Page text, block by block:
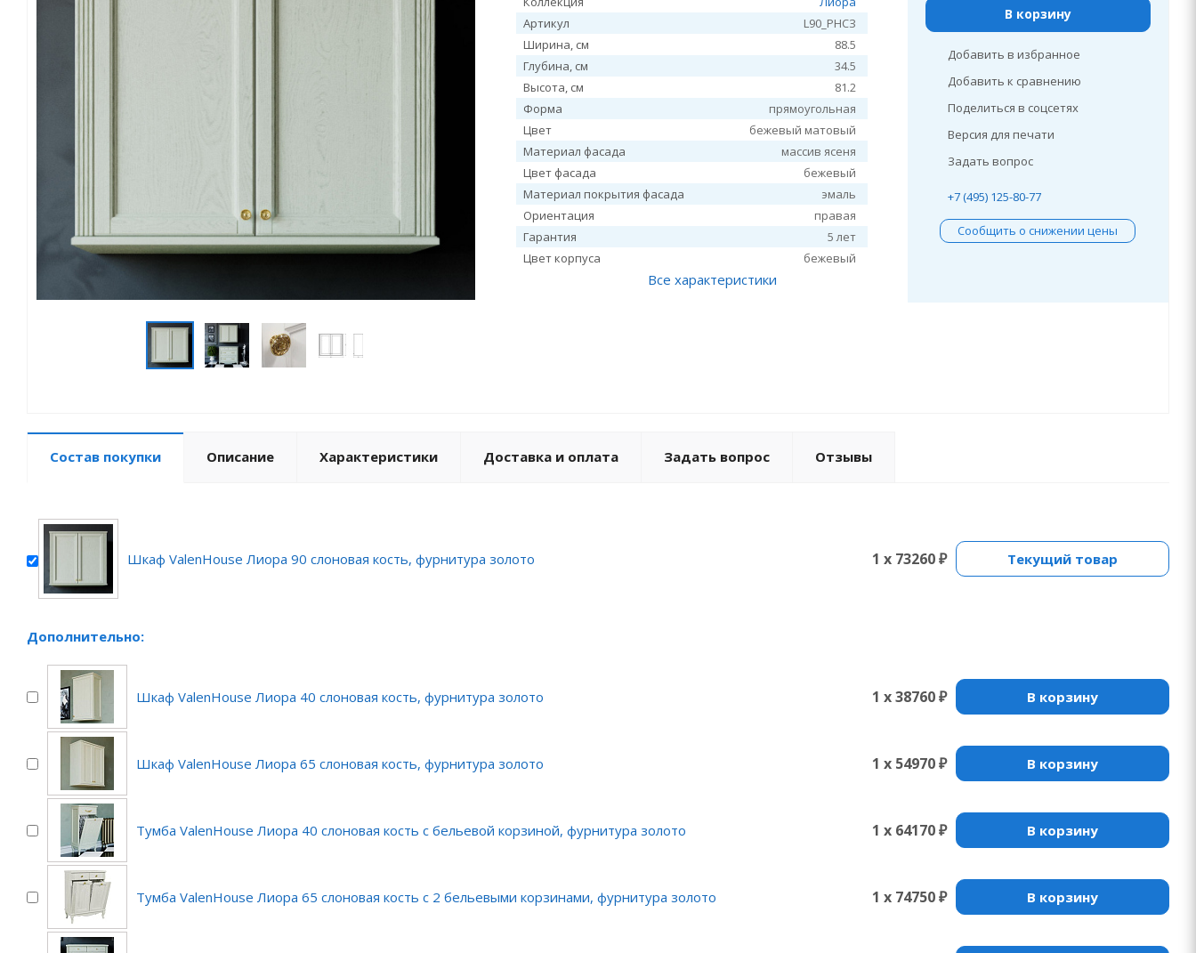
Артикул
L90_PHСЗ
Ширина, см
88.5
Глубина, см
34.5
Высота, см
81.2
Форма
прямоугольная
Цвет
бежевый матовый
Материал фасада
массив ясеня
Цвет фасада
бежевый
Материал покрытия фасада
эмаль
Ориентация
правая
Гарантия
5 лет
Цвет корпуса
бежевый
Все характеристики
В корзину
Добавить в избранное
Добавить к сравнению
Поделиться в соцсетях
Версия для печати
Задать вопрос
+7 (495) 125-80-77
Сообщить о снижении цены
Состав покупки Описание Характеристики Доставка и оплата Задать вопрос Отзывы
Шкаф ValenHouse Лиора 90 слоновая кость, фурнитура золото 1 x 73260 ₽ Текущий товар
Дополнительно:
Шкаф ValenHouse Лиора 40 слоновая кость, фурнитура золото 1 x 38760 ₽ В корзину
Шкаф ValenHouse Лиора 65 слоновая кость, фурнитура золото 1 x 54970 ₽ В корзину
Тумба ValenHouse Лиора 40 слоновая кость с бельевой корзиной, фурнитура золото 1 x 64170 ₽ В корзину
Тумба ValenHouse Лиора 65 слоновая кость с 2 бельевыми корзинами, фурнитура золото 1 x 74750 ₽ В корзину